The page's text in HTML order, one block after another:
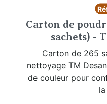
Carton de
sachets) -
Carton de 265
nettoyage TM
de couleur pour